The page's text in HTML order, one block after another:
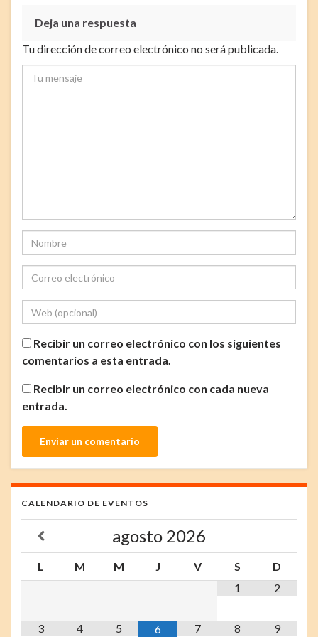
Deja una respuesta
Tu dirección de correo electrónico no será publicada.
Recibir un correo electrónico con los siguientes
comentarios a esta entrada.
Recibir un correo electrónico con cada nueva
entrada.
CALENDARIO DE EVENTOS
agosto 2026
L M M J V S
D
1
2
3 4 5 6 7 8 9